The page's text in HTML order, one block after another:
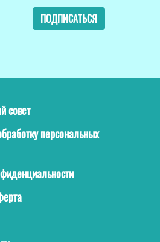
ПОДПИСАТЬСЯ
совет
персональных